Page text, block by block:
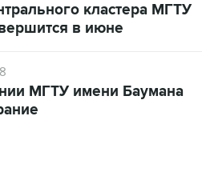
кластера МГТУ
в июне
МГТУ имени Баумана